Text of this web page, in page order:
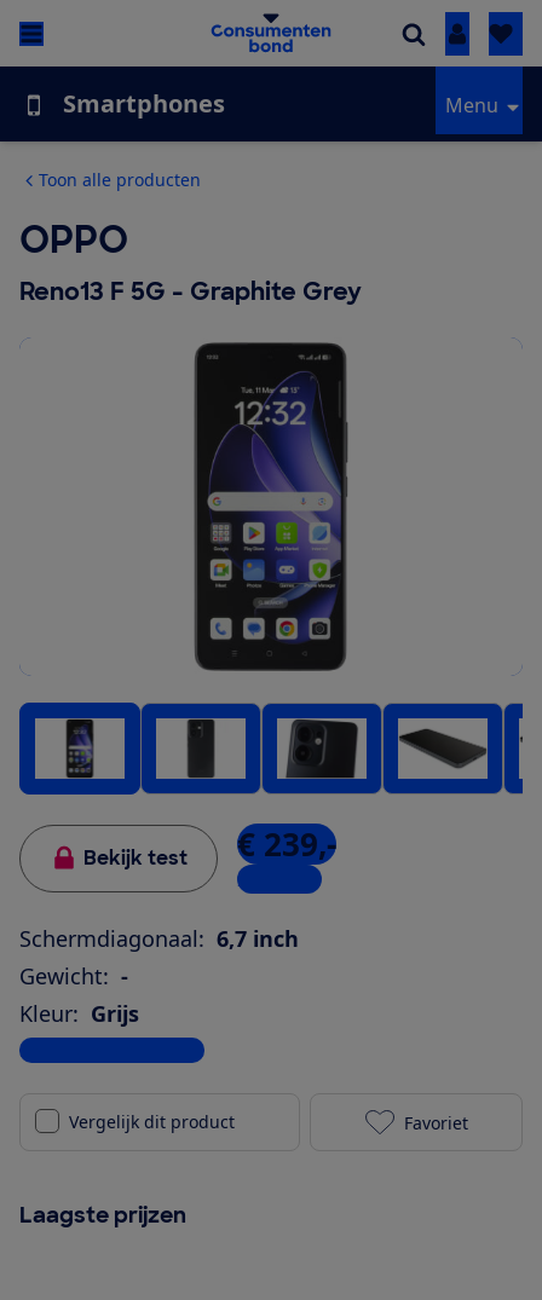
Inloggen
Smartphones Menu
Toon alle producten
OPPO
Reno13 F 5G - Graphite Grey
Bekijk test € 239,-
2 winkels
Schermdiagonaal: 6,7 inch
Gewicht: -
Kleur: Grijs
Bekijk alle specificaties
Vergelijk dit product OPPO
Favoriet
Laagste prijzen